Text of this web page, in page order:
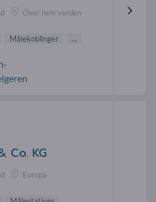
Over hele verden
Målekoblinger ...
Co. KG
Europa